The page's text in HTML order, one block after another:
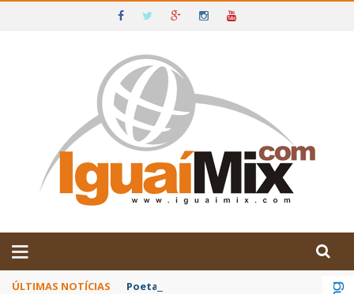
IGUAÍ E SUDOESTE DA BAHIA
ÚLTIMAS NOTÍCIAS Poetas baianos representam o Brasil no